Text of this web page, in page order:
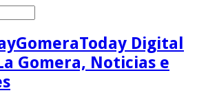
GomeraToday Digital
Gomera, Noticias e